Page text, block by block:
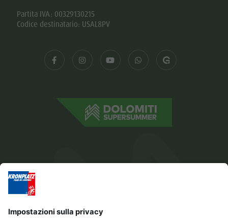
Partita IVA: 00329130215
Codice destinatario: USAL8PV